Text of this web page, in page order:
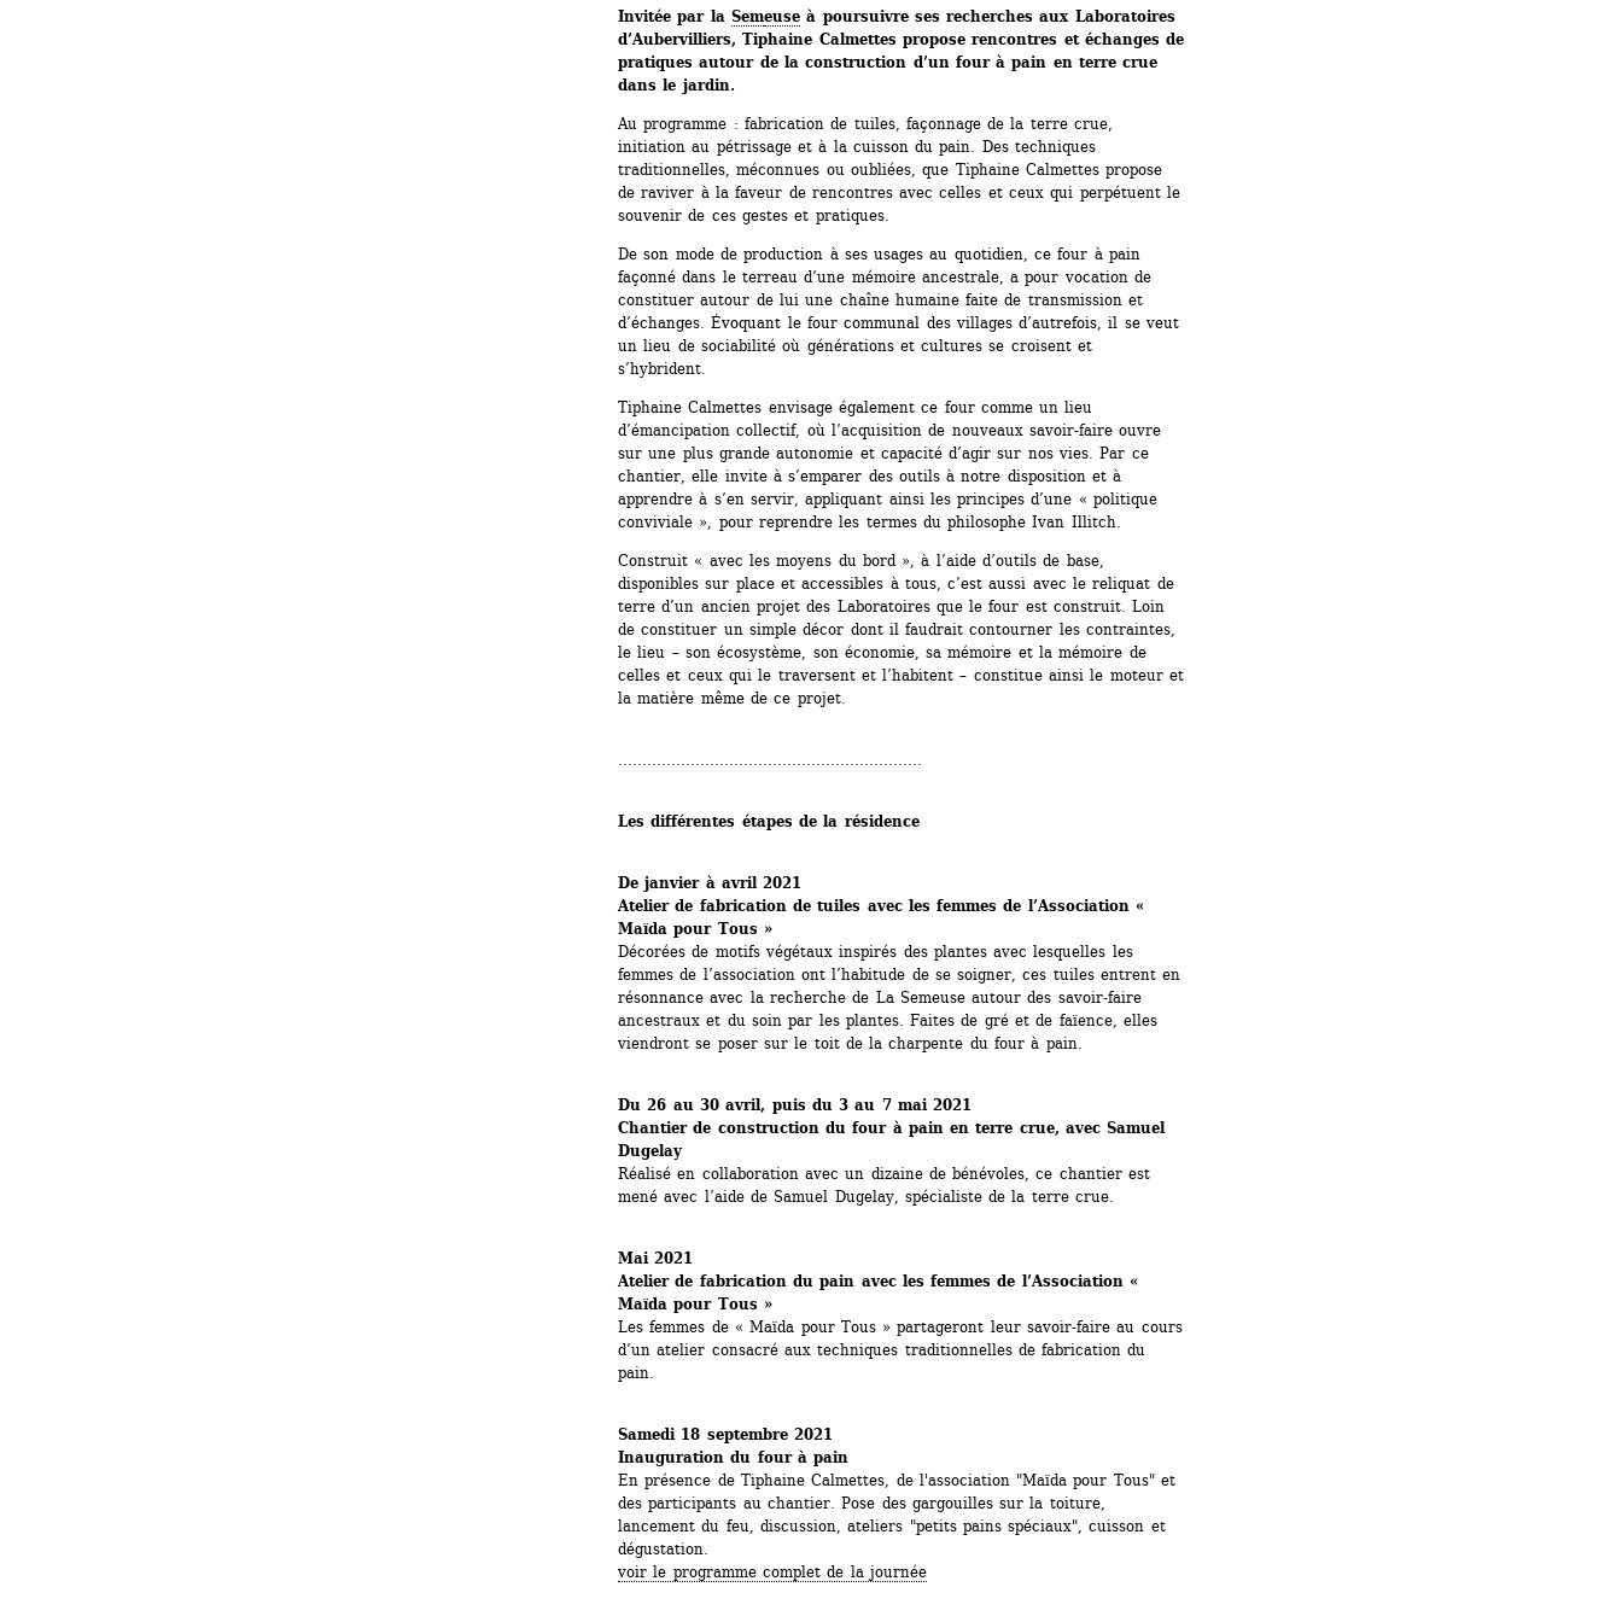
Invitée par la Semeuseà poursuivre ses recherches aux Laboratoires
d’Aubervilliers, Tiphaine Calmettes propose rencontres et échanges de
pratiques autour de la construction d’un four à pain en terre crue
dans le jardin.
Au programme : fabrication de tuiles, façonnage de la terre crue,
initiation au pétrissage et à la cuisson du pain. Des techniques
traditionnelles, méconnues ou oubliées, que Tiphaine Calmettes propose
de raviver à la faveur de rencontres avec celles et ceux qui perpétuent le
souvenir de ces gestes et pratiques.
De son mode de production à ses usages au quotidien, ce four à pain
façonné dans le terreau d’une mémoire ancestrale, a pour vocation de
constituer autour de lui une chaîne humaine faite de transmission et
d’échanges. Évoquant le four communal des villages d’autrefois, il se veut
un lieu de sociabilité où générations et cultures se croisent et
s’hybrident.
Tiphaine Calmettes envisage également ce four comme un lieu
d’émancipation collectif, où l’acquisition de nouveaux savoir-faire ouvre
sur une plus grande autonomie et capacité d’agir sur nos vies. Par ce
chantier, elle invite à s’emparer des outils à notre disposition et à
apprendre à s’en servir, appliquant ainsi les principes d’une « politique
conviviale », pour reprendre les termes du philosophe Ivan Illitch.
Construit « avec les moyens du bord », à l’aide d’outils de base,
disponibles sur place et accessibles à tous, c’est aussi avec le reliquat de
terre d’un ancien projet des Laboratoires que le four est construit. Loin
de constituer un simple décor dont il faudrait contourner les contraintes,
le lieu – son écosystème, son économie, sa mémoire et la mémoire de
celles et ceux qui le traversent et l’habitent – constitue ainsi le moteur et
la matière même de ce projet.
...............................................................
Les différentes étapes de la résidence
De janvier à avril 2021
Atelier de fabrication de tuiles avec les femmes de l’Association «
Maïda pour Tous »
Décorées de motifs végétaux inspirés des plantes avec lesquelles les
femmes de l’association ont l’habitude de se soigner, ces tuiles entrent en
résonnance avec la recherche de La Semeuse autour des savoir-faire
ancestraux et du soin par les plantes. Faites de gré et de faïence, elles
viendront se poser sur le toit de la charpente du four à pain.
Du 26 au 30 avril, puis du 3 au 7 mai 2021
Chantier de construction du four à pain en terre crue, avec Samuel
Dugelay
Réalisé en collaboration avec un dizaine de bénévoles, ce chantier est
mené avec l’aide de Samuel Dugelay, spécialiste de la terre crue.
Mai 2021
Atelier de fabrication du pain avec les femmes de l’Association «
Maïda pour Tous »
Les femmes de « Maïda pour Tous » partageront leur savoir-faire au cours
d’un atelier consacré aux techniques traditionnelles de fabrication du
pain.
Samedi 18 septembre 2021
Inauguration du four à pain
En présence de Tiphaine Calmettes, de l'association "Maïda pour Tous" et
des participants au chantier. Pose des gargouilles sur la toiture,
lancement du feu, discussion, ateliers "petits pains spéciaux", cuisson et
dégustation.
voir le programme complet de la journée